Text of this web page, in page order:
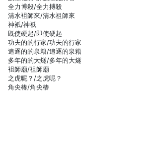
全力博殺/全力搏殺
清水袓師來/清水祖師來
神衹/神祇
既使硬起/即使硬起
功夫的的行家/功夫的行家
追逐的的泉籍/追逐的泉籍
多年的的大燧/多年的大燧
袓師廟/祖師廟
之虎昵？/之虎呢？
角尖椿/角尖樁